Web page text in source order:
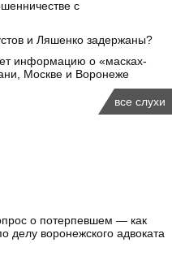
с
и Ляшенко задержаны?
информацию о «масках-
Москве и Воронеже
все слухи
о потерпевшем — как
делу воронежского адвоката